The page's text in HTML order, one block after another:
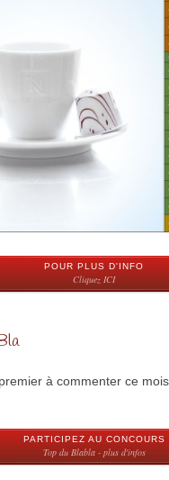
POUR PLUS D'INFO
Cliquez ICI
à commenter ce
PARTICIPEZ AU CONCOURS
Top du Blabla - plus d'infos